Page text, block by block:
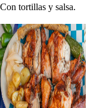
Con tortillas y salsa.